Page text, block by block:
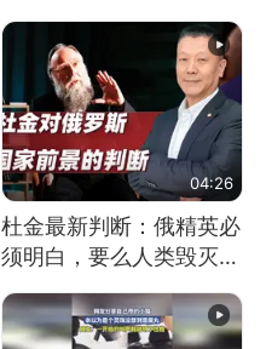
04:26
杜金最新判断：俄精英必
须明白，要么人类毁灭，